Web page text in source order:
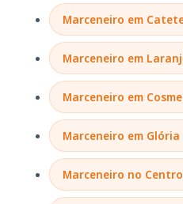
Marceneiro em
Marceneiro em
Marceneiro em
Marceneiro em Glória
Marceneiro no Centro